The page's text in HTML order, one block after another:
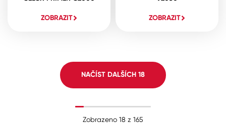
ZOBRAZIT ZOBRAZIT
NAČÍST DALŠÍCH 18
Zobrazeno 18 z 165